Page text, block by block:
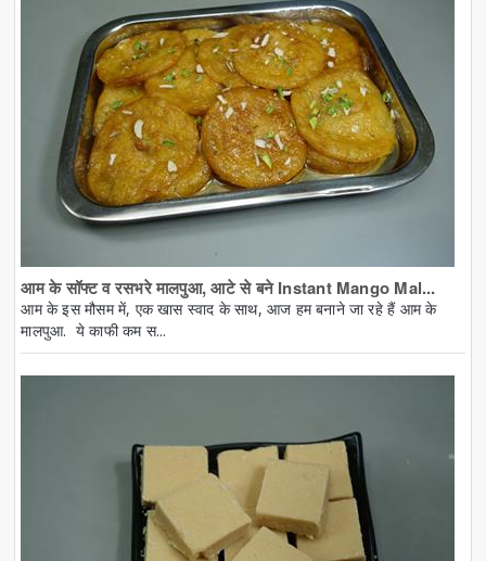
आम के सॉफ्ट व रसभरे मालपुआ, आटे से बने Instant Mango Mal...
आम के इस मौसम में, एक खास स्वाद के साथ, आज हम बनाने जा रहे हैं आम के
मालपुआ. ये काफी कम स...